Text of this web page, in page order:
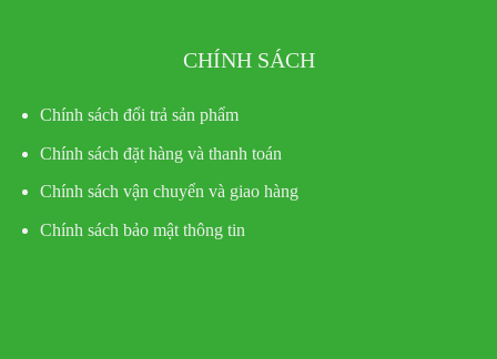
CHÍNH SÁCH
Chính sách đổi trả sản phẩm
Chính sách đặt hàng và thanh toán
Chính sách vận chuyển và giao hàng
Chính sách bảo mật thông tin